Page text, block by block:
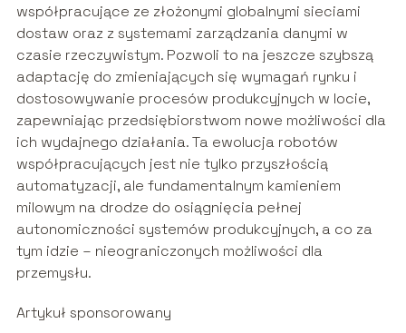
współpracujące ze złożonymi globalnymi sieciami
dostaw oraz z systemami zarządzania danymi w
czasie rzeczywistym. Pozwoli to na jeszcze szybszą
adaptację do zmieniających się wymagań rynku i
dostosowywanie procesów produkcyjnych w locie,
zapewniając przedsiębiorstwom nowe możliwości dla
ich wydajnego działania. Ta ewolucja robotów
współpracujących jest nie tylko przyszłością
automatyzacji, ale fundamentalnym kamieniem
milowym na drodze do osiągnięcia pełnej
autonomiczności systemów produkcyjnych, a co za
tym idzie – nieograniczonych możliwości dla
przemysłu.
Artykuł sponsorowany